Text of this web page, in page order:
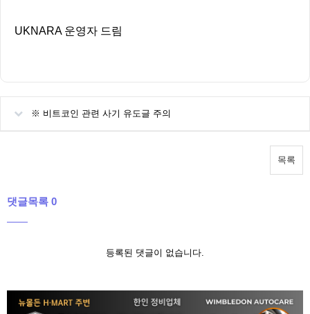
UKNARA 운영자 드림
※ 비트코인 관련 사기 유도글 주의
목록
댓글목록 0
등록된 댓글이 없습니다.